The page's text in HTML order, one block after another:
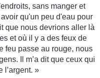
sans manger et
qu'un peu d'eau pour
que nous devrions aller là
et où il y a des feux de
feu passe au rouge, nous
Il m’a dit que ceux qui
l’argent. »